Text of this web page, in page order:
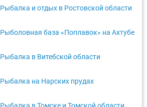
Рыбалка и отдых в Ростовской области
Рыболовная база «Поплавок» на Ахтубе
Рыбалка в Витебской области
Рыбалка на Нарских прудах
Рыбалка в Томске и Томской области